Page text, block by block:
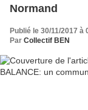
Normand
Publié le 30/11/2017 à
Par Collectif BEN